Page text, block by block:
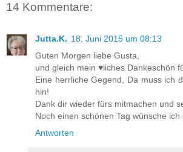
14 Kommentare:
Jutta.K. 18. Juni 2015 um 08:13
Guten Morgen liebe Gusta,
und gleich mein ♥liches Dankeschön
Eine herrliche Gegend, Da muss ich
hin!
Dank dir wieder fürs mitmachen und
Noch einen schönen Tag wünsche ich
Antworten